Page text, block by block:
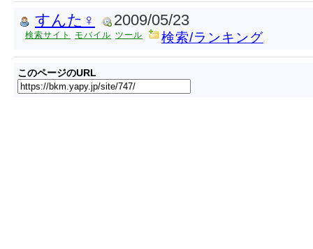
すんた♀ 2009/05/23
検索サイト モバイル ツール 検索/ランキング
このページのURL